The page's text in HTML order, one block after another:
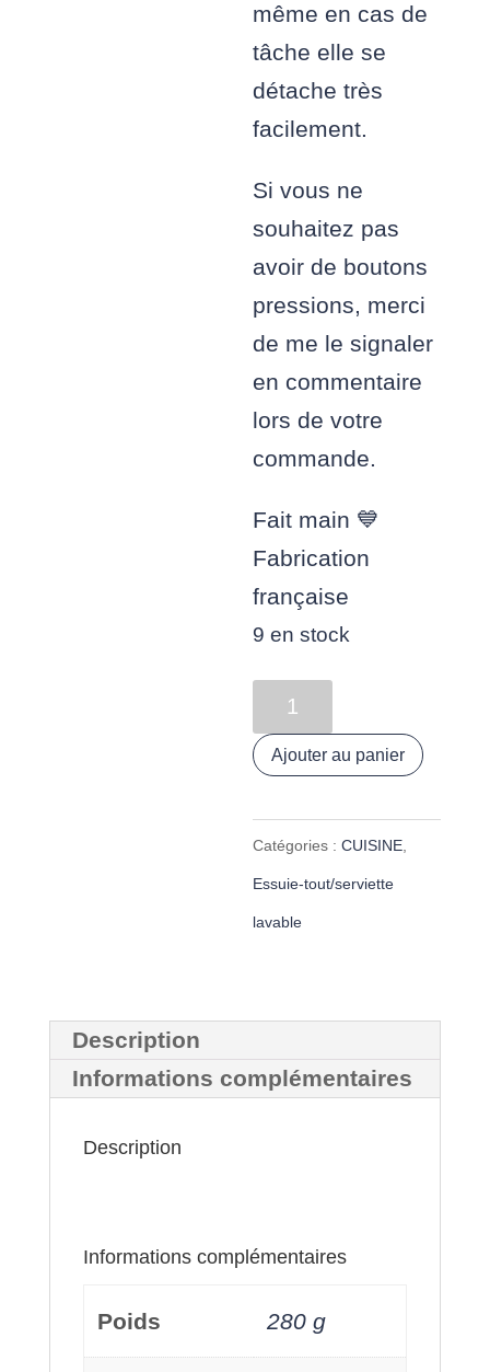
même en cas de
tâche elle se
détache très
facilement.
Si vous ne
souhaitez pas
avoir de boutons
pressions, merci
de me le signaler
en commentaire
lors de votre
commande.
Fait main 💙
Fabrication
française
9 en stock
quantité
de
Essuie-
tout
lavable
en
bambou
Ajouter au panier
Catégories :CUISINE
Essuie-tout/serviette
lavable
Description
Informations complémentaires
Description
Informations complémentaires
Poids 280 g